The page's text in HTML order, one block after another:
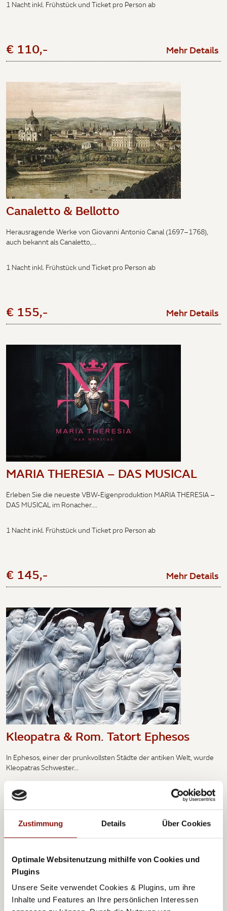
Zustimmung Details Über Cookies
Optimale Websitenutzung mithilfe von Cookies und
Plugins
Unsere Seite verwendet Cookies & Plugins, um ihre
Inhalte und Features an Ihre persönlichen Interessen
1 Nacht inkl. Frühstück und Ticket pro Person ab
€ 110,- Mehr Details
Canaletto & Bellotto
Herausragende Werke von Giovanni Antonio Canal (1697–1768),
auch bekannt als Canaletto,...
1 Nacht inkl. Frühstück und Ticket pro Person ab
€ 155,- Mehr Details
MARIA THERESIA – DAS MUSICAL
Erleben Sie die neueste VBW-Eigenproduktion MARIA THERESIA –
DAS MUSICAL im Ronacher....
1 Nacht inkl. Frühstück und Ticket pro Person ab
€ 145,- Mehr Details
Kleopatra & Rom. Tatort Ephesos
In Ephesos, einer der prunkvollsten Städte der antiken Welt, wurde
Kleopatras Schwester...
1 Nacht inkl. Frühstück und Ticket pro Person ab
€ 155,- Mehr Details